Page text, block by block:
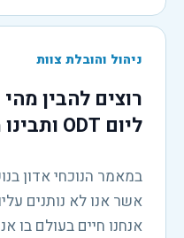
ניהול והובלת צוות
רוצים להבין
ליום ODT ותבינו מהי
במאמר הנוכחי אדון
אשר אנו לא נותנים
אנחנו חיים בעולם בו